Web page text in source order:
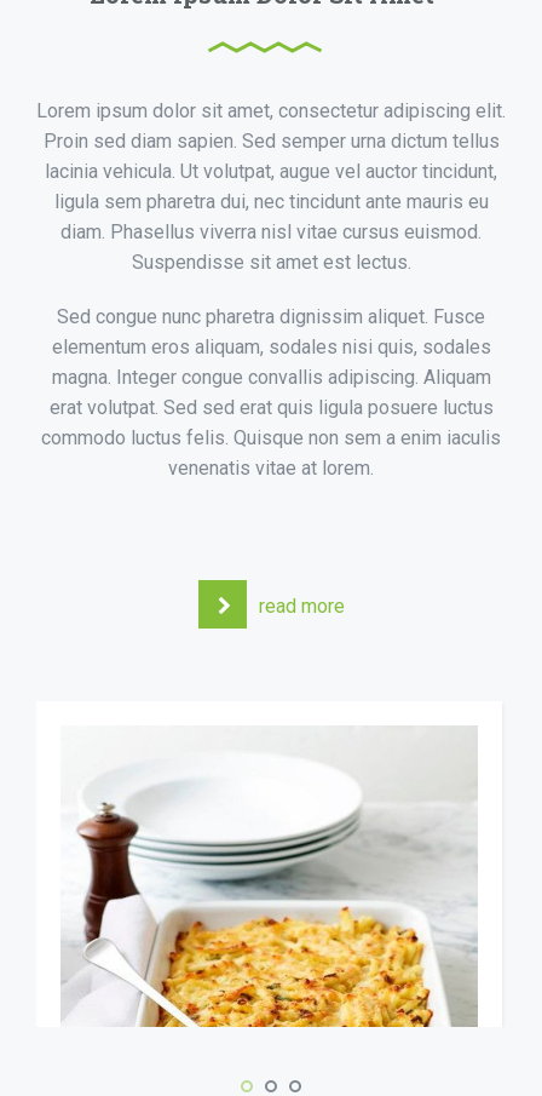
Gratin de Matsaroni
bylebonwebdev@gmail.com juillet 25, 2022
beurre, farine, lait, sel, poivre 150 gr de lardons 2 à 3
poireaux 200 gr de champignons 320 gr de m...
Lorem ipsum dolor sit amet, consectetur adipiscing elit.
Proin sed diam sapien. Sed semper urna dictum tellus
lacinia vehicula. Ut volutpat, augue vel auctor tincidunt,
ligula sem pharetra dui, nec tincidunt ante mauris eu
diam. Phasellus viverra nisl vitae cursus euismod.
Suspendisse sit amet est lectus.
Sed congue nunc pharetra dignissim aliquet. Fusce
elementum eros aliquam, sodales nisi quis, sodales
magna. Integer congue convallis adipiscing. Aliquam
erat volutpat. Sed sed erat quis ligula posuere luctus
commodo luctus felis. Quisque non sem a enim iaculis
venenatis vitae at lorem.
read more